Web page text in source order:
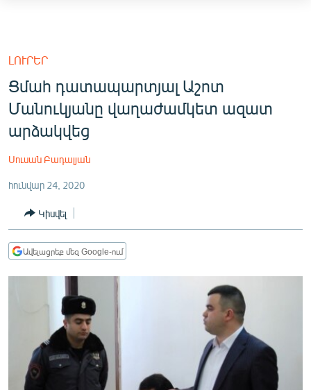
հիմնական
բովանդակությանը
Անցնել
հիմնական
մենյուին
ՀԱՅԱՍՏԱՆ
ՔԱՂԱՔԱԿԱՆ
ԸՆՏՐՈՒԹՅՈՒՆՆԵՐ 2026
ԻՐԱՎՈՒՆՔ
ՀԱՍԱՐԱԿՈՒԹՅՈՒՆ
ՏՆՏԵՍՈՒԹՅՈՒՆ
ՂԱՐԱԲԱՂ
ՊԱՏԵՐԱԶՄԻ 6 ՇԱԲԱԹՆԵՐԸ
ՏԱՐԱԾԱՇՐՋԱՆ
ՄԻՋԱԶԳԱՅԻՆ
ՄՇԱԿՈՒՅԹ
ՄԵԿՆԱԲԱՆՈՒԹՅՈՒՆ
ՏՏ ԵՒ ԻՆՏԵՐՆԵՏ
ԼՈՒՐԵՐ
Ցմահ դատապարտյալ Աշոտ
Մանուկյանը վաղաժամկետ ազատ
արձակվեց
Սուսան Բադալյան
հունվար 24, 2020
Կիսվել
Ավելացրեք մեզ Google-ում